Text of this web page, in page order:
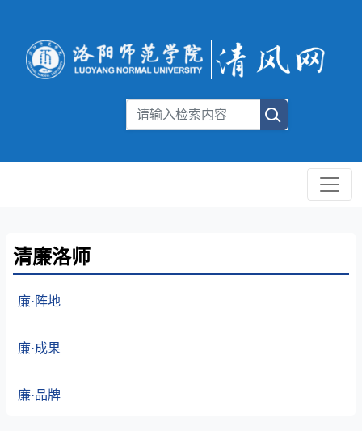
清廉洛师
廉·阵地
廉·成果
廉·品牌